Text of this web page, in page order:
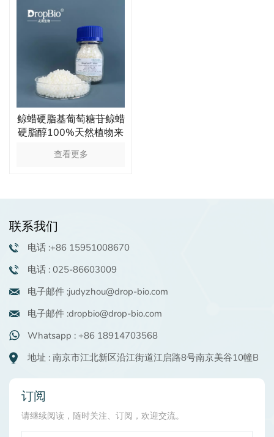
鲸蜡硬脂基葡萄糖苷鲸蜡
硬脂醇100%天然植物来
剂
查看更多
联系我们
电话 :+86 15951008670
电话 : 025-86603009
电子邮件 :judyzhou@drop-bio.com
电子邮件 :dropbio@drop-bio.com
Whatsapp : +86 18914703568
地址 : 南京市江北新区沿江街道江启路8号南京美谷10幢B
订阅
请继续阅读，随时关注、订阅，欢迎交流。